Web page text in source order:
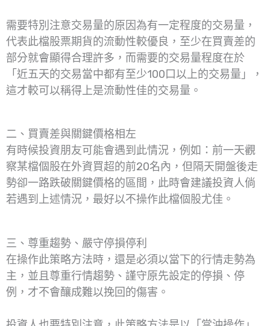
需要特別注意交易量的原因為有一定程度的交易量，
代表此檔股票期貨的流動性較優良，至少在買賣差的
部分就會顯得合理許多，而需要的交易量程度在於
「近五天的交易當中都有至少100口以上的交易量」，
這才較可以稱得上是流動性佳的交易量。
二、買賣差與關鍵價格相左
有時候投資朋友可能會遇到此情況，例如：前一天觀
察某檔個股在外資買超的前20名內，但隔天開盤後走
勢卻一路跌破關鍵價格的區間，此時會建議投資人倘
若遇到上述情況，最好以不操作此檔個股尤佳。
三、尊重趨勢、嚴守停損停利
在操作此策略方法時，還是必須以當下的行情走勢為
主，並且尊重行情趨勢、謹守原先設定的停損、停
例，才不會釀成難以挽回的傷害。